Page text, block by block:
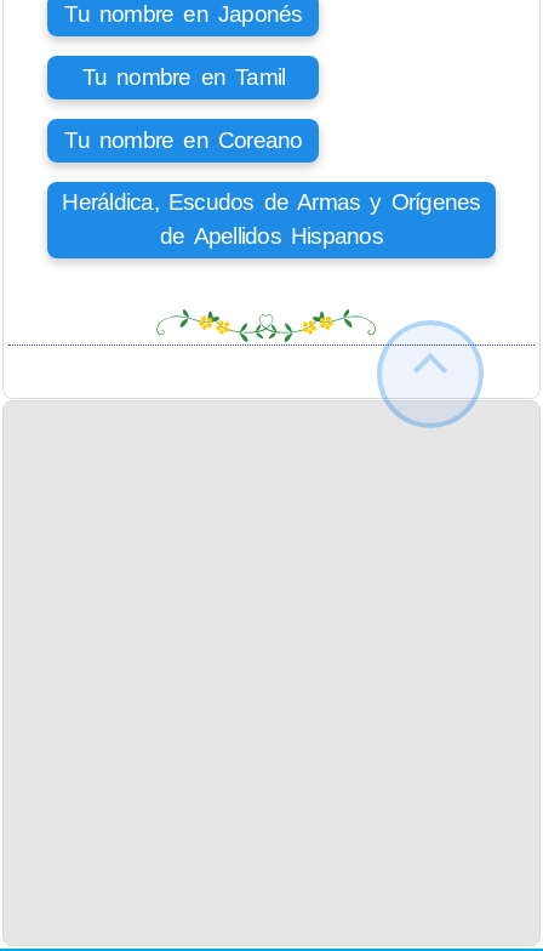
Tu nombre en Japonés
Tu nombre en Tamil
Tu nombre en Coreano
Heráldica, Escudos de Armas y Orígenes
de Apellidos Hispanos